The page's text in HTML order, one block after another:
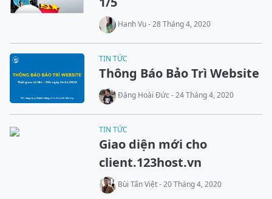
Hanh Vu - 28 Tháng 4, 2020
TIN TỨC
Thông Báo Bảo Trì Website
Đặng Hoài Đức - 24 Tháng 4, 2020
TIN TỨC
Giao diện mới cho
client.123host.vn
Bùi Tấn Việt - 20 Tháng 4, 2020